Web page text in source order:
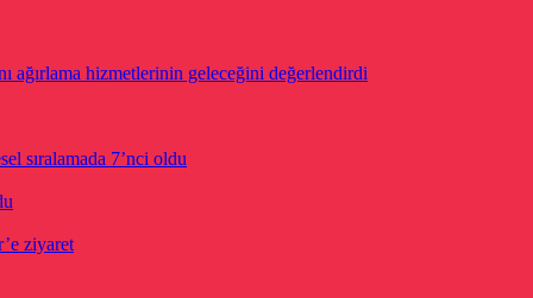
ağırlama hizmetlerinin geleceğini değerlendirdi
sıralamada 7’nci oldu
ziyaret